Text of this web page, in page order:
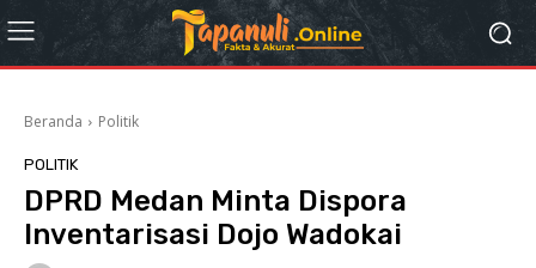
Beranda Politik
POLITIK
DPRD Medan Minta Dispora
Inventarisasi Dojo Wadokai